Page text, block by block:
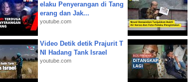
elaku Penyerangan di Tang
erang dan Jak...
youtube.com
Video Detik detik Prajurit T
NI Hadang Tank Israel
youtube.com